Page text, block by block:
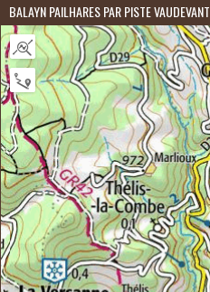
BALAYN PAILHARES PAR PISTE VAUDEVANT